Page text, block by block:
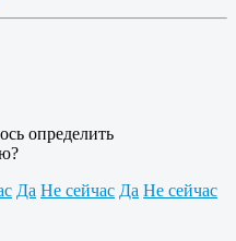
определить
Да Не сейчас Да Не сейчас